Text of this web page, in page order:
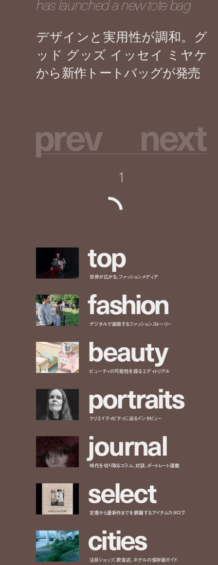
prev next
1
top
世界が広がる、ファッションメディア
fashion
デジタルで表現するファッションストーリー
beauty
ビューティの可能性を探るエディトリアル
portraits
クリエイティビティに迫るインタビュー
journal
時代を切り取るコラム、対談、ポートレート連載
select
定番から最新作までを網羅するアイテムカタログ
cities
注目ショップ、飲食店、ホテルの保存版ガイド